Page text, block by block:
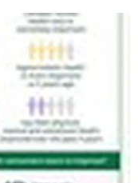
với xe
lộ 1A đoạn qua
1 người thiệt